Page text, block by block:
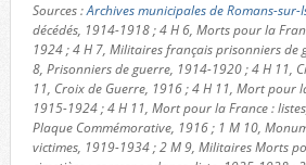
Sources :Archives municipales de Romans-sur-
décédés, 1914-1918 ; 4 H 6, Morts pour la
1924 ; 4 H 7, Militaires français prisonniers de
8, Prisonniers de guerre, 1914-1920 ; 4 H 11,
11, Croix de Guerre, 1916 ; 4 H 11, Mort pour
1915-1924 ; 4 H 11, Mort pour la France :
Plaque Commémorative, 1916 ; 1 M 10,
victimes, 1919-1934 ; 2 M 9, Militaires Morts